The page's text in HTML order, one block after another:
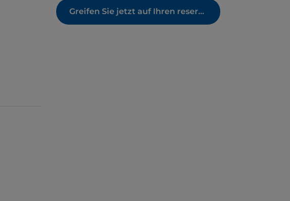
Greifen Sie jetzt auf Ihren reservierten Bereich zu